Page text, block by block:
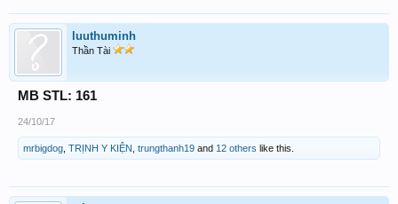
luuthuminh
Thần Tài
MB STL: 161
24/10/17
mrbigdog TRỊNH Y KIỆN trungthanh19 and 12 others like this.